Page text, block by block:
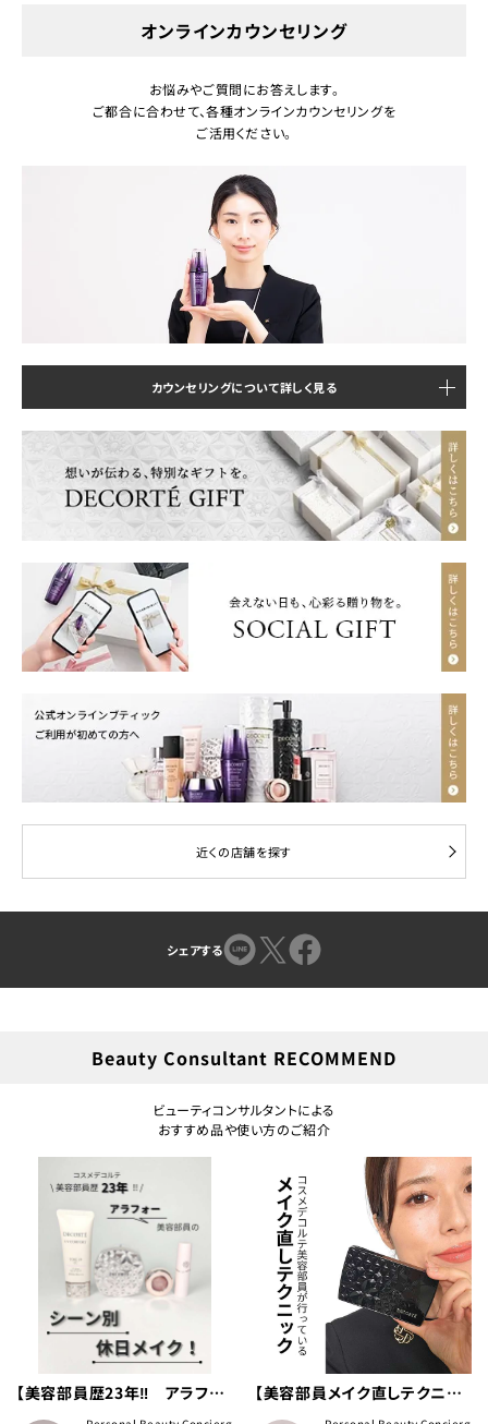
オンラインカウンセリング
お悩みやご質問にお答えします。
ご都合に合わせて、各種オンラインカウンセリングを
ご活用ください。
カウンセリングについて詳しく見る
近くの店舗を探す
シェアする
Beauty Consultant RECOMMEND
ビューティコンサルタントによる
おすすめ品や使い方のご紹介
【美容部員歴23年‼ アラフォ
ー美容部員のシーン別 休日
【美容部員メイク直しテクニッ
ク】 decorte_pbc ←コスメデ